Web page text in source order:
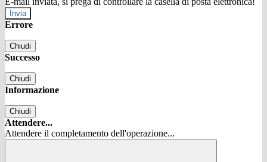
Errore
Chiudi
Successo
Chiudi
Informazione
Chiudi
Attendere...
Attendere il completamento dell'operazione...